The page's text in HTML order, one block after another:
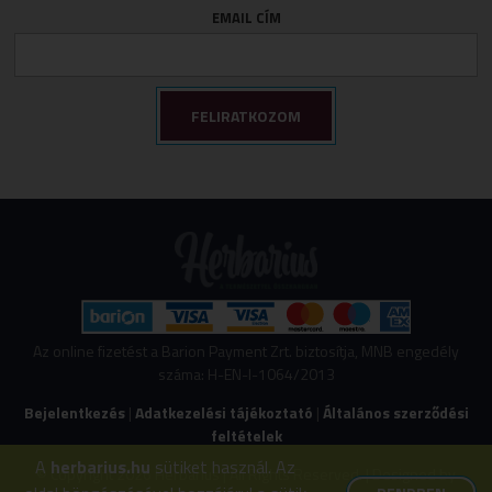
Légzőszervek egészsége
Mozgásszervi panaszok
Savlekötők
Stresszkezelés
Szív és érrendszeri támogatók
Vércukorszint szabályozás
EMAIL CÍM
Az online fizetést a Barion Payment Zrt. biztosítja, MNB engedély
száma: H-EN-I-1064/2013
Bejelentkezés |Adatkezelési tájékoztató |Általános szerződési
feltételek
© Copyright 2026 Herbarius | All Rights Reserved. | Designed by
A herbarius.hu sütiket használ. Az